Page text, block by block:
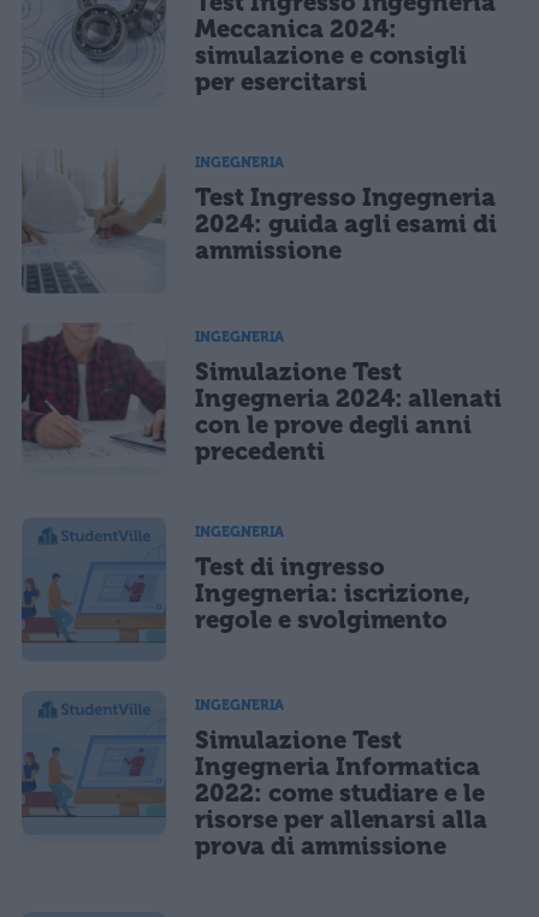
Acconsento all'uso dei miei dati da parte di terzi per finalità di
marketing diretto con modalità automatizzate o tradizionali
CONFERMA E PUBBLICAMeccanica 2024:
simulazione e consigli
per esercitarsi
INGEGNERIA
Test Ingresso Ingegneria
2024: guida agli esami di
ammissione
INGEGNERIA
Simulazione Test
Ingegneria 2024: allenati
con le prove degli anni
precedenti
INGEGNERIA
Test di ingresso
Ingegneria: iscrizione,
regole e svolgimento
INGEGNERIA
Simulazione Test
Ingegneria Informatica
2022: come studiare e le
risorse per allenarsi alla
prova di ammissione